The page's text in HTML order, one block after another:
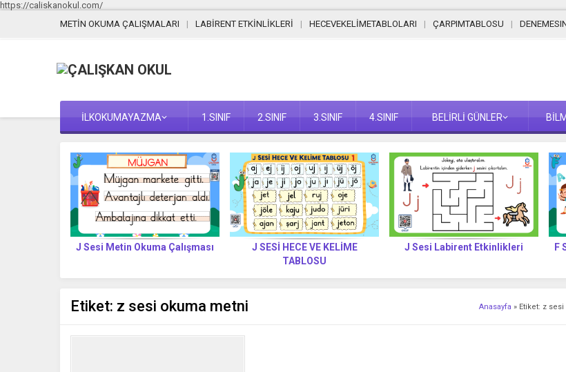
https://caliskanokul.com/
METİN OKUMA ÇALIŞMALARI
LABİRENT ETKİNLİKLERİ HECEVEKELİMETABLOLARI ÇARPIMTABLOSU
İLKOKUMAYAZMA 1.SINIF 2.SINIF 3.SINIF 4.SINIF BELİRLİ GÜNLER
J Sesi Metin Okuma Çalışması
J SESİ HECE VE KELİME
TABLOSU
J Sesi Labirent Etkinlikleri F
Anasayfa » Etiket: z
Etiket: z sesi okuma metni